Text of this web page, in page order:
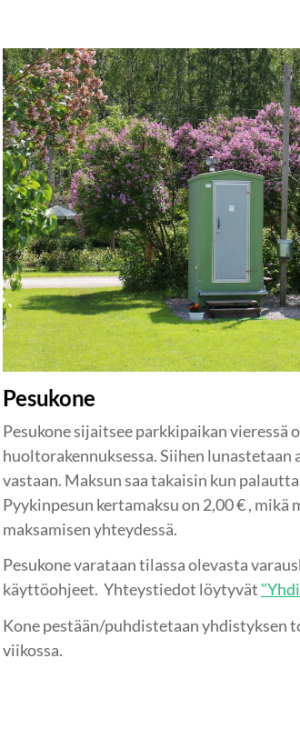
Pesukone
Pesukone sijaitsee parkkipaikan vieressä
huoltorakennuksessa. Siihen lunastetaan
vastaan. Maksun saa takaisin kun
Pyykinpesun kertamaksu on 2,00 € , mikä
maksamisen yhteydessä.
Pesukone varataan tilassa olevasta
käyttöohjeet. Yhteystiedot löytyvät
Kone pestään/puhdistetaan yhdistyksen
viikossa.